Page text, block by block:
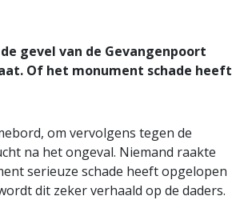
gevel van de Gevangenpoort
Of het monument schade heeft
om vervolgens tegen de
na het ongeval. Niemand raakte
serieuze schade heeft opgelopen
dit zeker verhaald op de daders.